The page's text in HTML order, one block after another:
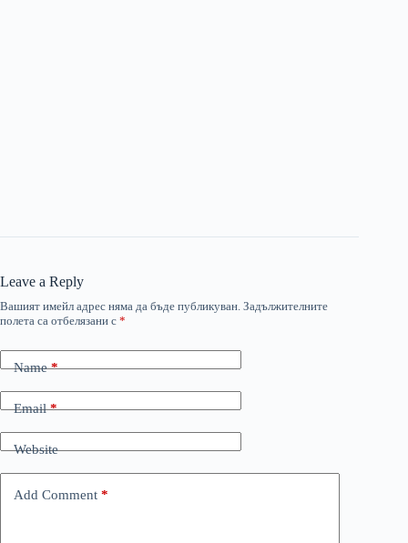
Leave a Reply
Вашият имейл адрес няма да бъде публикуван. Задължителните
полета са отбелязани с *
Name*
Email*
Website
Add Comment *